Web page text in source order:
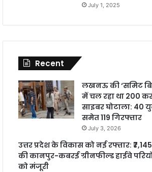
July 1, 2025
Recent
लखनऊ की ‘समिट
में चल रहा था 200
साइबर घोटाला: 40
समेत 119 गिरफ्तार
July 3, 2026
उत्तर प्रदेश के विकास को नई रफ्तार:
की कानपुर-कबरई ग्रीनफील्ड हाईवे
को मंजूरी